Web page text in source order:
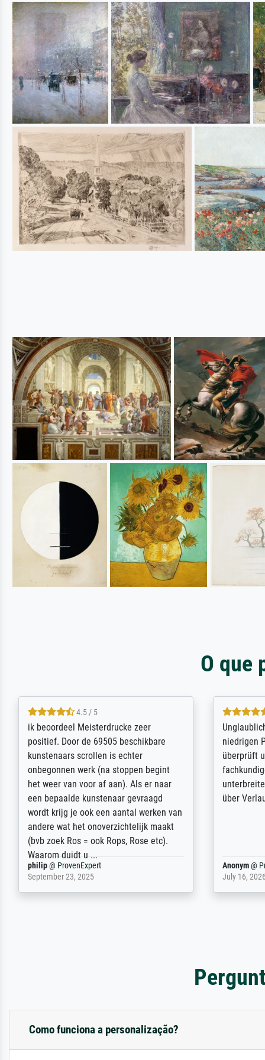
O que
5 / 5
Die Zufriedenheit ist auch nicht dadurch
getrübt, dass das Bild entgegen einer
angegebenen Lieferanschrift (sollte
eine Überraschung für die normannische
Ehefrau sein zum Hochzeits- gleichzeitig
auch Geburtstag sein) doch nach zu
Hause zugestellt wurde.
Jürgen@ProvenExpert
April 22, 2026
Excellent /
selection,
were
the item
am based
searching
SJL@
December 2,
Como funciona a personalização?